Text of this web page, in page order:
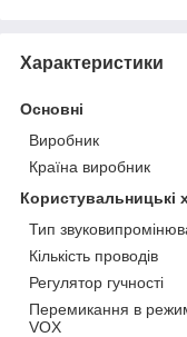
Характеристики
Основні
Виробник
Країна виробник
Користувальницькі
Тип
Кількість проводів
Регулятор гучності
Перемикання в
VOX